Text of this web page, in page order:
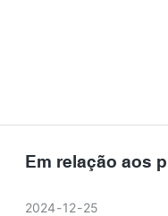
Em relação aos
2024 12 25